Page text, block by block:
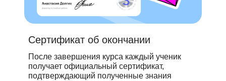
Сертификат об окончании
После завершения курса каждый ученик
получает официальный сертификат,
подтверждающий полученные знания